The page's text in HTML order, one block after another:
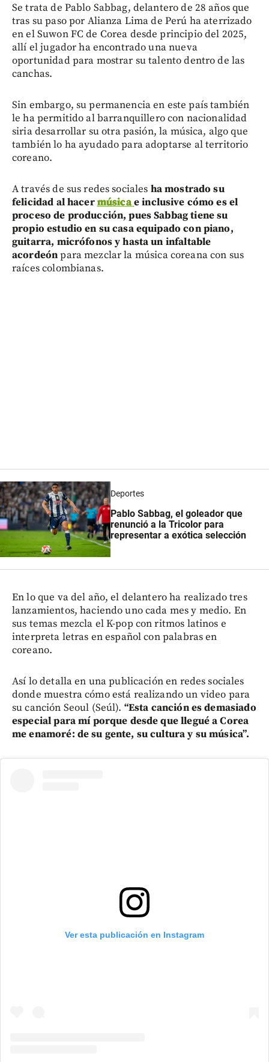
Se trata de Pablo Sabbag, delantero de 28 años que
tras su paso por Alianza Lima de Perú ha aterrizado
en el Suwon FC de Corea desde principio del 2025,
allí el jugador ha encontrado una nueva
oportunidad para mostrar su talento dentro de las
canchas.
Sin embargo, su permanencia en este país también
le ha permitido al barranquillero con nacionalidad
siria desarrollar su otra pasión, la música, algo que
también lo ha ayudado para adoptarse al territorio
coreano.
A través de sus redes sociales ha mostrado su
felicidad al hacermúsicae inclusive cómo es el
proceso de producción, pues Sabbag tiene su
propio estudio en su casa equipado con piano,
guitarra, micrófonos y hasta un infaltable
acordeónpara mezclar la música coreana con sus
raíces colombianas.
Deportes
Pablo Sabbag, el goleador que
renunció a la Tricolor para
representar a exótica selección
En lo que va del año, el delantero ha realizado tres
lanzamientos, haciendo uno cada mes y medio. En
sus temas mezcla el K-pop con ritmos latinos e
interpreta letras en español con palabras en
coreano.
Así lo detalla en una publicación en redes sociales
donde muestra cómo está realizando un video para
su canción Seoul (Seúl). “Esta canción es demasiado
especial para mí porque desde que llegué a Corea
me enamoré: de su gente, su cultura y su música”.
Ver esta publicación en Instagram